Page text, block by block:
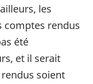
les
comptes rendus
été
et il serait
soient